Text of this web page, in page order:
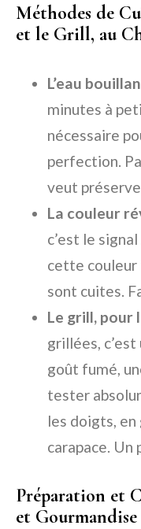
Méthodes de
et le Grill, au
L’eau
minutes à
nécessaire
perfection.
veut
La couleur
c’est le
cette couleur
sont cuites.
Le grill, pour
grillées,
goût fumé,
tester
les doigts,
carapace.
Préparation et
et Gourmandise